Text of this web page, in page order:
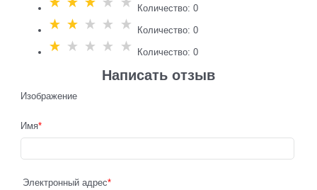
Количество: 0
Количество: 0
Количество: 0
Написать отзыв
Изображение
Имя
Электронный адрес